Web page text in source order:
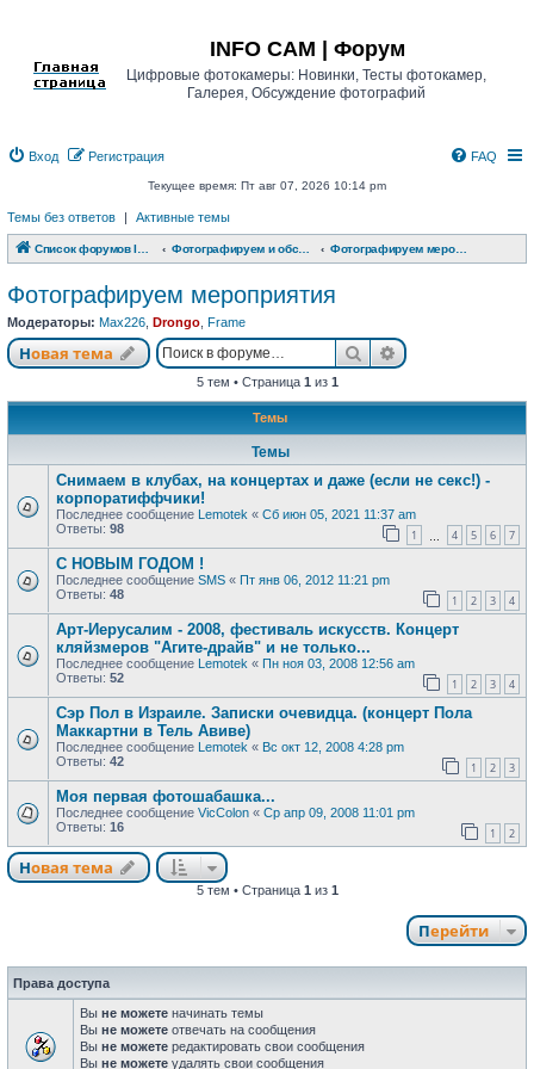
INFO CAM | Форум
Цифровые фотокамеры: Новинки, Тесты фотокамер,
Галерея, Обсуждение фотографий
Вход Регистрация FAQ
Текущее время: Пт авг 07, 2026 10:14 pm
Темы без ответов | Активные темы
Список форумов INFO CAM | Форум Фотографируем мероприятия
Фотографируем мероприятия
Модераторы: Max226 Drongo Frame
Новая тема
Новая тема ПоискРасширенный
5 тем • Страница 1 из 1
Темы
Темы
Снимаем в клубах, на концертах и даже (если не секс!) -
корпоратиффчики!
Последнее сообщение Lemotek « Сб июн 05, 2021 11:37 am
Ответы: 98 1 4 5 6 7
С НОВЫМ ГОДОМ !
Последнее сообщение SMS « Пт янв 06, 2012 11:21 pm
Ответы: 48 1 2 3 4
Арт-Иерусалим - 2008, фестиваль искусств. Концерт
кляйзмеров "Агите-драйв" и не только...
Последнее сообщение Lemotek « Пн ноя 03, 2008 12:56 am
Ответы: 52 1 2 3 4
Сэр Пол в Израиле. Записки очевидца. (концерт Пола
Маккартни в Тель Авиве)
Последнее сообщение Lemotek « Вс окт 12, 2008 4:28 pm
Ответы: 42 1 2 3
Моя первая фотошабашка...
Последнее сообщение VicColon « Ср апр 09, 2008 11:01 pm
Ответы: 16 1 2
Новая тема
Новая тема
5 тем • Страница 1 из 1
Перейти
Права доступа
Вы не можете начинать темы
Вы не можете отвечать на сообщения
Вы не можете редактировать свои сообщения
Вы не можете удалять свои сообщения